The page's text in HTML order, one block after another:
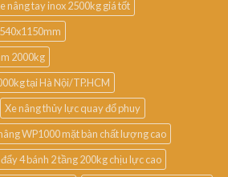
nâng tay inox 2500kg giá tốt
2000kg
tại Hà Nội/TP.HCM
Xe nâng thủy lực quay đổ phuy
WP1000 mặt bàn chất lượng cao
4 bánh 2 tầng 200kg chịu lực cao